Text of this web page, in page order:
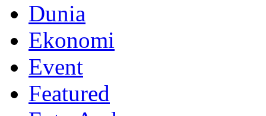
Dunia
Ekonomi
Event
Featured